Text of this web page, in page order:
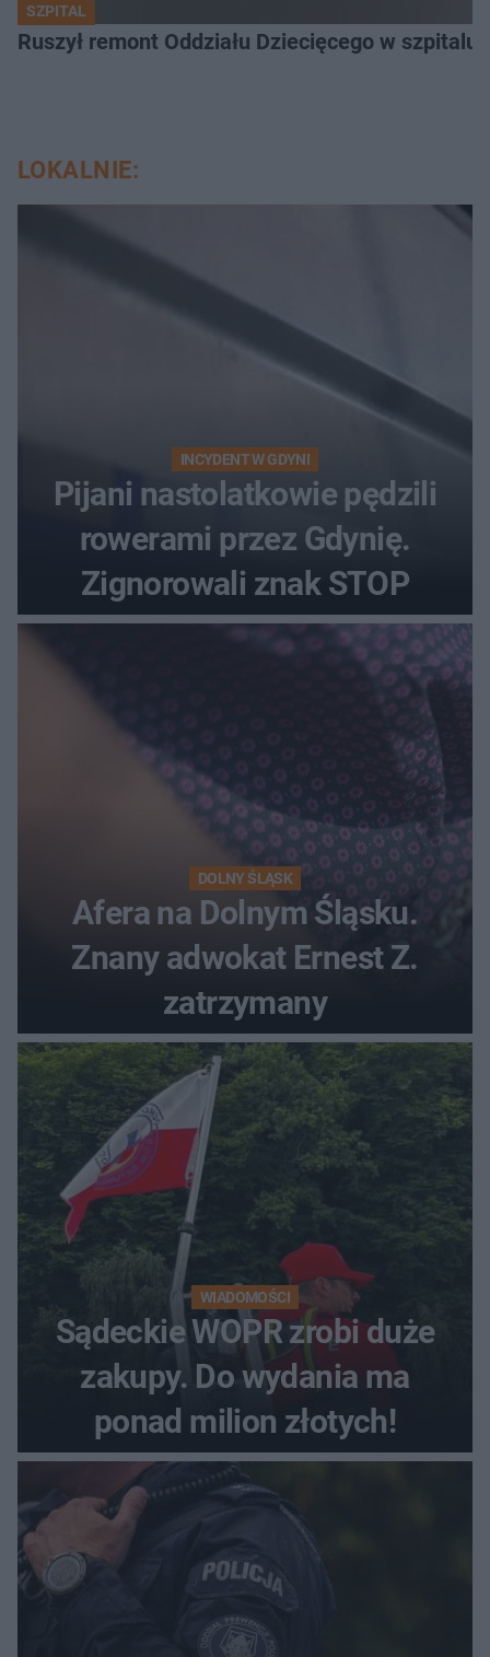
SZPITAL
Ruszył remont Oddziału Dziecięcego w
LOKALNIE:
INCYDENT W GDYNI
Pijani nastolatkowie pędzili
rowerami przez Gdynię.
Zignorowali znak STOP
DOLNY ŚLĄSK
Afera na Dolnym Śląsku.
Znany adwokat Ernest Z.
zatrzymany
WIADOMOŚCI
Sądeckie WOPR zrobi duże
zakupy. Do wydania ma
ponad milion złotych!